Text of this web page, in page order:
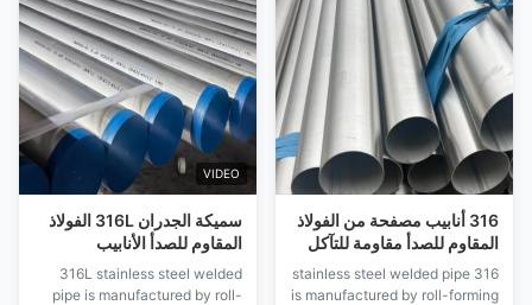
improved durability. Our
embossed plates are ...
combined with superior
weldability, ...
316 أنابيب مصفحة من الفولاذ
المقاوم للصدأ مقاومة للتآكل
الموليبدينوم تحتوي على أنابيب
صناعية أوستينيتية
316 stainless steel welded pipe
is manufactured by roll-forming
VIDEO
سميكة الجدران 316L الفولاذ
المقاوم للصدأ الأنابيب
الملحومة أنابيب السوائل
الصناعية المقاومة للتآكل
316L stainless steel welded
pipe is manufactured by roll-